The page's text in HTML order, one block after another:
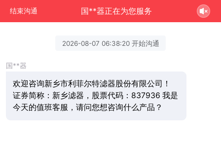
结束沟通 国**器正在为您服务
2026-08-07 06:38:20 开始沟通
国**器
欢迎咨询新乡市利菲尔特滤器股份有限公司！
证券简称：新乡滤器，股票代码：837936 我是
今天的值班客服，请问您想咨询什么产品？